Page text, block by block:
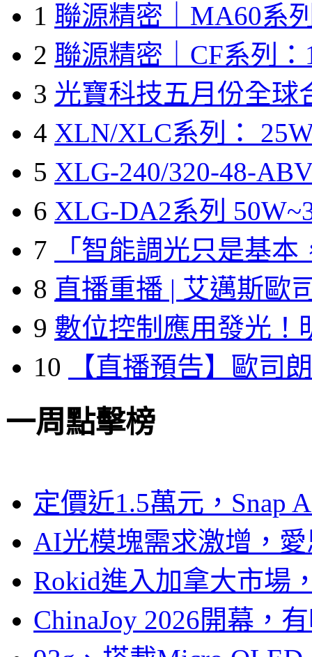
1 聯源精密｜MA60系
2 聯源精密｜CF系列：
3 光寶科技五月份全球
4 XLN/XLC系列：
5 XLG-240/320-48-
6 XLG-DA2系列
7
「智能調光只是基本
8 直播重播 | 艾邁斯歐
9 數位控制應用發光！
10
【直播預告】歐司
一周點擊榜
定價近1.5萬元，Snap
AI光模塊需求激增，
Rokid進入加拿大市場
ChinaJoy 2026開幕，